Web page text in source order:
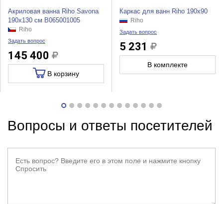
Акриловая ванна Riho Savona
190x130 см B065001005
Riho
Задать вопрос
145 400
В корзину
Каркас для ванн Riho 190x90
Riho
Задать вопрос
5 231
В комплекте
Вопросы и ответы посетителей